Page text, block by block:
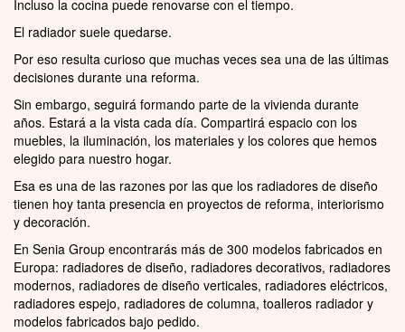
Incluso la cocina puede renovarse con el tiempo.
El radiador suele quedarse.
Por eso resulta curioso que muchas veces sea una de las últimas
decisiones durante una reforma.
Sin embargo, seguirá formando parte de la vivienda durante
años. Estará a la vista cada día. Compartirá espacio con los
muebles, la iluminación, los materiales y los colores que hemos
elegido para nuestro hogar.
Esa es una de las razones por las que los radiadores de diseño
tienen hoy tanta presencia en proyectos de reforma, interiorismo
y decoración.
En Senia Group encontrarás más de 300 modelos fabricados en
Europa: radiadores de diseño, radiadores decorativos, radiadores
modernos, radiadores de diseño verticales, radiadores eléctricos,
radiadores espejo, radiadores de columna, toalleros radiador y
modelos fabricados bajo pedido.